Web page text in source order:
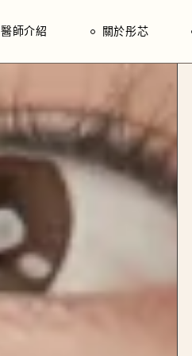
醫師介紹
醫師｜黃得奕
醫師｜蔡宜臻
醫師｜林芳瑜
關於彤芯
芯思維
入門指南
長｜林建宏
師｜林芳瑜
芯思維